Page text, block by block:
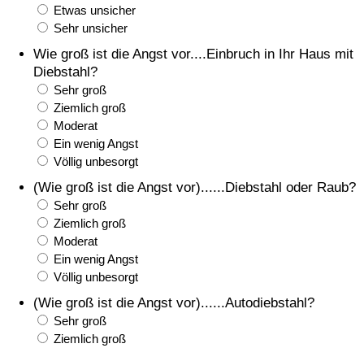
Etwas unsicher
Sehr unsicher
Wie groß ist die Angst vor....Einbruch in Ihr Haus mit
Diebstahl?
Sehr groß
Ziemlich groß
Moderat
Ein wenig Angst
Völlig unbesorgt
(Wie groß ist die Angst vor)......Diebstahl oder Raub?
Sehr groß
Ziemlich groß
Moderat
Ein wenig Angst
Völlig unbesorgt
(Wie groß ist die Angst vor)......Autodiebstahl?
Sehr groß
Ziemlich groß
Verschmutzungsindex
Umweltverschmutzungs-Index nach Land
Verkehr
Verkehrs-Index
Verkehrs-Index (aktuell)
Verkehrs-Index nach Land